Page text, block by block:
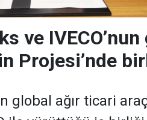
ve
Projesi’nde
global ağır ticari